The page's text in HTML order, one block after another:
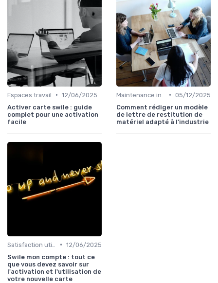
Espaces travail • 12/06/2025
Activer carte swile : guide
complet pour une activation
facile
• 05/12/2025
Comment rédiger un modèle
de lettre de restitution de
matériel adapté à l’industrie
• 12/06/2025
Swile mon compte : tout ce
que vous devez savoir sur
l'activation et l'utilisation de
votre nouvelle carte